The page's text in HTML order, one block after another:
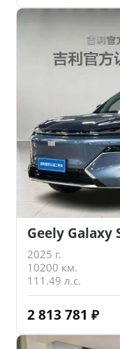
Geely Galaxy
2025 г.
10200 км.
111.49 л.с.
2 813 781 ₽